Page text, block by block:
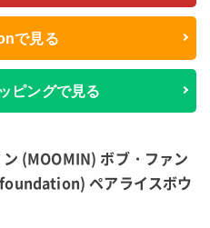
で見る
ピングで見る
(MOOMIN) ボブ・ファン
ペアライスボウ